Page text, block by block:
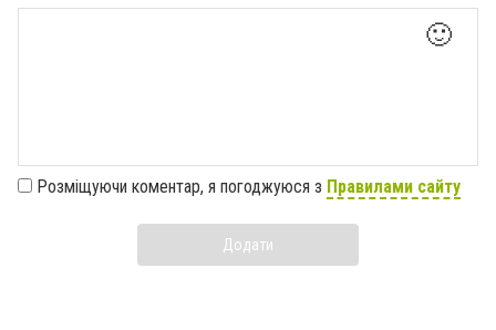
🙂
Розміщуючи коментар, я погоджуюся з Правилами сайту
Додати